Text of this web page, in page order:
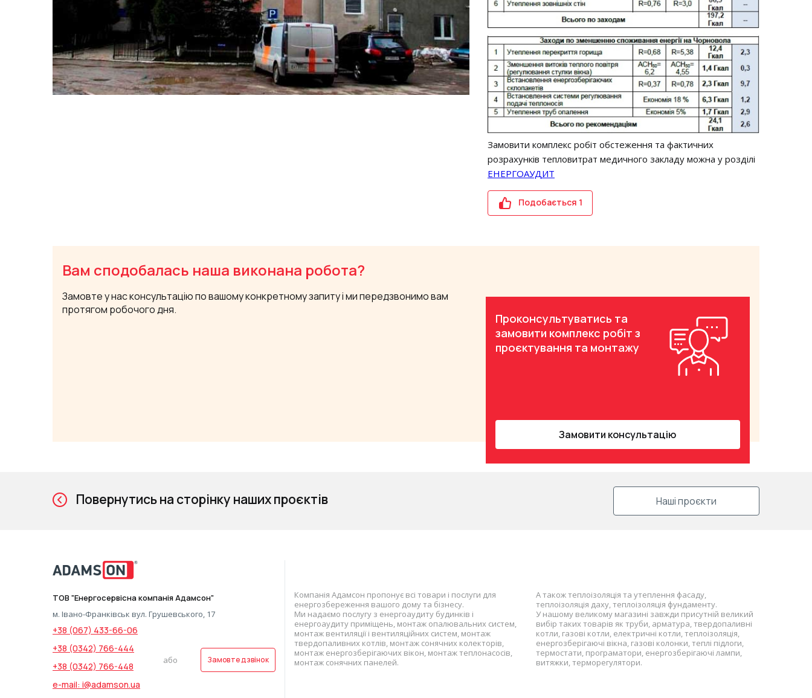
Замовити комплекс робіт обстеження та фактичних
розрахунків тепловитрат медичного закладу можна у розділі
ЕНЕРГОАУДИТ
Подобається 1
Вам сподобалась наша виконана робота?
Замовте у нас консультацію по вашому конкретному запиту і ми передзвонимо вам
протягом робочого дня.
Проконсультуватись та
замовити комплекс робіт з
проєктування та монтажу
Замовити консультацію
Повернутись на сторінку наших проєктів Наші проєкти
ТОВ "Енергосервісна компанія Адамсон"
м. Івано-Франківськ вул. Грушевського, 17
+38 (067) 433-66-06
+38 (0342) 766-444
+38 (0342) 766-448
e-mail: i@adamson.ua
або Замовте дзвінок
Компанія Адамсон пропонує всі товари і послуги для
енергозбереження вашого дому та бізнесу.
Ми надаємо послугу з енергоаудиту будинків і
енергоаудиту приміщень, монтаж опалювальних систем,
монтаж вентиляції і вентиляційних систем, монтаж
твердопаливних котлів, монтаж сонячних колекторів,
монтаж енергозберігаючих вікон, монтаж теплонасосів,
монтаж сонячних панелей.
А також теплоізоляція та утеплення фасаду,
теплоізоляція даху, теплоізоляція фундаменту.
У нашому великому магазині завжди присутній великий
вибір таких товарів як труби, арматура, твердопаливні
котли, газові котли, електричні котли, теплоізоляція,
енергозберігаючі вікна, газові колонки, теплі підлоги,
термостати, програматори, енергозберігаючі лампи,
витяжки, терморегулятори.